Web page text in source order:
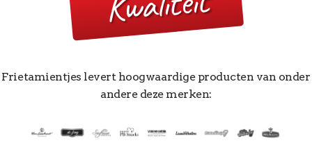
Frietamientjes levert hoogwaardige producten van onder
andere deze merken: